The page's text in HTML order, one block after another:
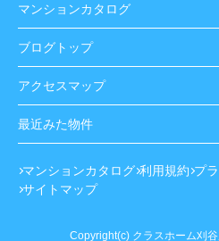
マンションカタログ
ブログトップ
アクセスマップ
最近みた物件
マンションカタログ 利用規約 プ
サイトマップ
Copyright(c) クラスホーム刈